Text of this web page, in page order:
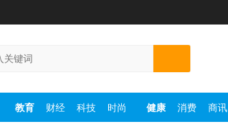
教育 财经 科技 时尚 健康 消费 商讯